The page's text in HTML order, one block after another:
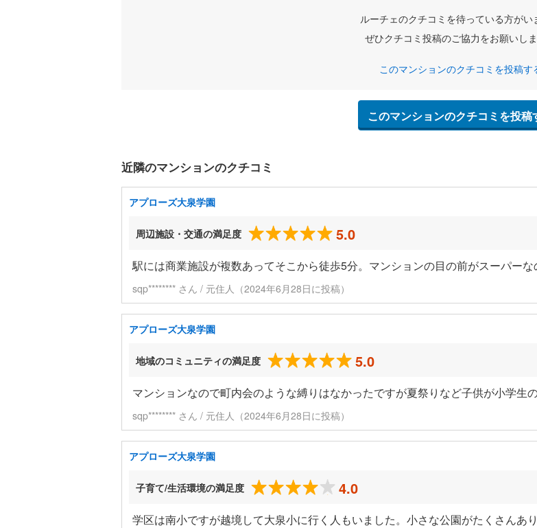
ルーチェのクチコミを待っている方がい
ぜひクチコミ投稿のご協力をお願いしま
このマンションのクチコミを投稿す
このマンションのクチコミを投稿
近隣のマンションのクチコミ
アプローズ大泉学園
周辺施設・交通の満足度 5.0
駅には商業施設が複数あってそこから徒歩5分。マンションの目の前がスーパーな
sqp******** さん / 元住人（2024年6月28日に投稿）
アプローズ大泉学園
地域のコミュニティの満足度 5.0
マンションなので町内会のような縛りはなかったですが夏祭りなど子供が小学生
sqp******** さん / 元住人（2024年6月28日に投稿）
アプローズ大泉学園
子育て/生活環境の満足度 4.0
学区は南小ですが越境して大泉小に行く人もいました。小さな公園がたくさんあ